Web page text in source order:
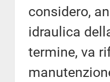
considero,
idraulica
termine, va